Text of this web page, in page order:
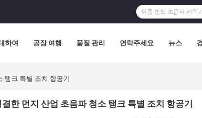
하여 공장 여행 품질 관리 연락주세요 뉴스
탱크 특별 조치 항공기
한 먼지 산업 초음파 청소 탱크 특별 조치 항공기